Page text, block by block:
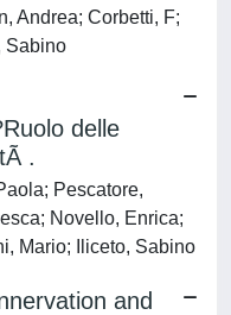
Andrea; Corbetti, F;
Sabino
delle
.
Pescatore,
Novello, Enrica;
Mario; Iliceto, Sabino
and